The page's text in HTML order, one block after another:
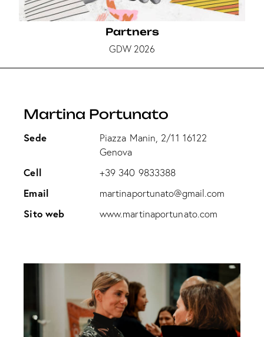
Partners
GDW 2026
Martina Portunato
Sede
Piazza Manin, 2/11 16122
Genova
Cell +39 340 9833388
Email martinaportunato@gmail.com
Sito web www.martinaportunato.com